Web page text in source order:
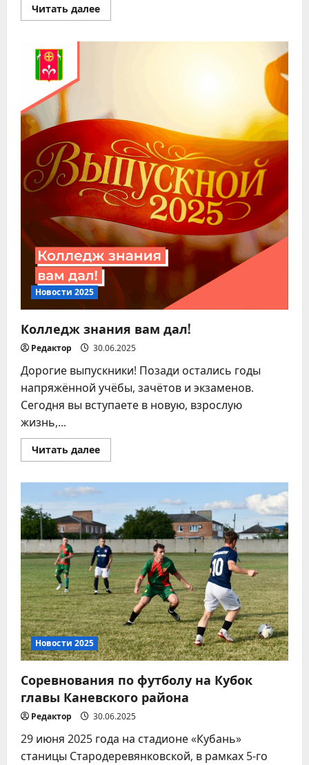
Читать далееПрочитать
больше
Новости 2025
Колледж знания вам дал!
Редактор 30.06.2025
Дорогие выпускники! Позади остались годы
напряжённой учёбы, зачётов и экзаменов.
Сегодня вы вступаете в новую, взрослую
жизнь,...
Читать далееПрочитать
больше
дал!
Новости 2025
Соревнования по футболу на Кубок
главы Каневского района
Редактор 30.06.2025
29 июня 2025 года на стадионе «Кубань»
станицы Стародеревянковской, в рамках 5-го